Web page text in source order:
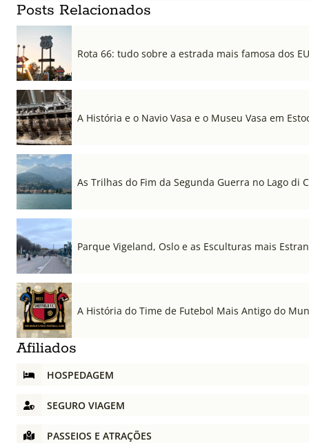
Posts Relacionados
Rota 66: tudo sobre a estrada mais famosa dos
A História e o Navio Vasa e o Museu Vasa em
As Trilhas do Fim da Segunda Guerra no Lago di
Parque Vigeland, Oslo e as Esculturas mais
A História do Time de Futebol Mais Antigo do
Afiliados
HOSPEDAGEM
SEGURO VIAGEM
PASSEIOS E ATRAÇÕES